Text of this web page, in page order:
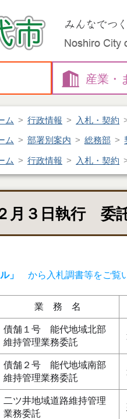
産業・
ム 行政情報 入札・契約
ム 部署別案内 総務部
ム 行政情報 入札・契約
月３日執行 委
ル」 から入札調書等をご覧
業 務 名
債舗１号 能代地域北部
維持管理業務委託
債舗２号 能代地域南部
維持管理業務委託
二ツ井地域道路維持管理
業務委託